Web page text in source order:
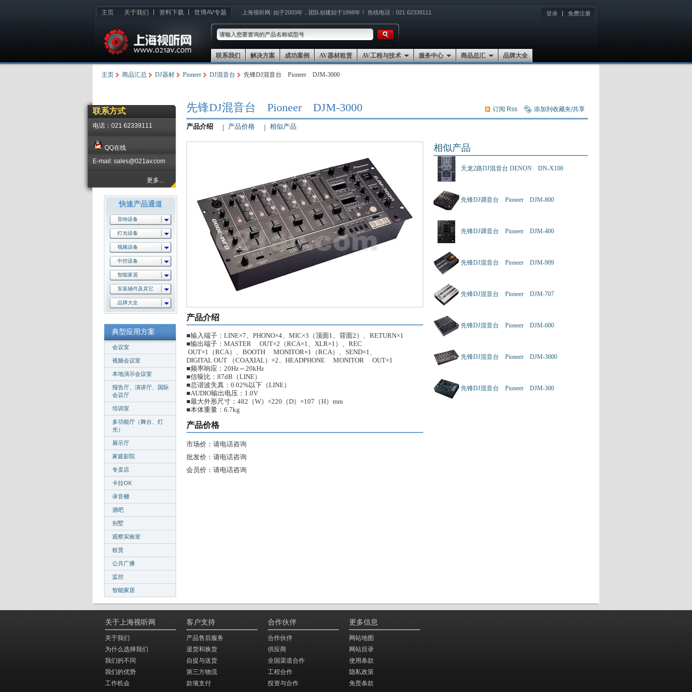
主页 关于我们 资料下载 世博AV专题 上海视听网: 始于2003年，团队创建始于1998年！ 热线电话：021 62339111 登录 免费注册
联系我们 解决方案 成功案例 AV器材租赁 AV工程与技术 服务中心 商品总汇 品牌大全
主页 商品汇总 DJ器材 Pioneer DJ混音台 先锋DJ混音台 Pioneer DJM-3000
先锋DJ混音台 Pioneer DJM-3000
产品介绍 产品价格 相似产品
订阅 Rss 添加到收藏夹/共享
产品介绍
■输入端子：LINE×7、PHONO×4、MIC×3（顶面1、背面2）、RETURN×1
■输出端子：MASTER OUT×2（RCA×1、XLR×1）、REC
OUT×1（RCA）、BOOTH MONITOR×1（RCA）、SEND×1、
DIGITAL OUT （COAXIAL）×2、HEADPHONE MONITOR OUT×1
■频率响应：20Hz～20kHz
■信噪比：87dB（LINE）
■总谐波失真：0.02%以下（LINE）
■AUDIO输出电压：1.0V
■最大外形尺寸：482（W）×220（D）×107（H）mm
■本体重量：6.7kg
产品价格
市场价：请电话咨询
批发价：请电话咨询
会员价：请电话咨询
相似产品
天龙2路DJ混音台 DENON DN-X100
先锋DJ调音台 Pioneer DJM-800
先锋DJ调音台 Pioneer DJM-400
先锋DJ混音台 Pioneer DJM-909
先锋DJ混音台 Pioneer DJM-707
先锋DJ混音台 Pioneer DJM-600
先锋DJ混音台 Pioneer DJM-3000
先锋DJ混音台 Pioneer DJM-300
联系方式
电话：021 62339111
QQ在线
E-mail: sales@021av.com
更多...
快速产品通道
音响设备
灯光设备
视频设备
中控设备
智能家居
安装辅件及其它
品牌大全
典型应用方案
会议室
视频会议室
本地演示会议室
报告厅、演讲厅、国际
会议厅
培训室
多功能厅（舞台、灯
光）
展示厅
家庭影院
专卖店
卡拉OK
录音棚
酒吧
别墅
观察实验室
租赁
公共广播
监控
智能家居
关于上海视听网
关于我们
为什么选择我们
我们的不同
我们的优势
工作机会
客户支持
产品售后服务
退货和换货
自提与送货
第三方物流
款项支付
合作伙伴
合作伙伴
供应商
全国渠道合作
工程合作
投资与合作
更多信息
网站地图
网站目录
使用条款
隐私政策
免责条款